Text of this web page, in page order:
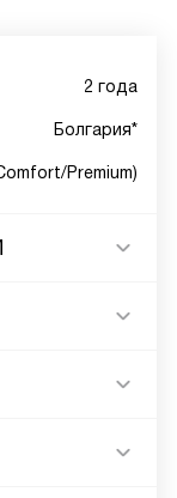
2 года
Болгария*
Premium)